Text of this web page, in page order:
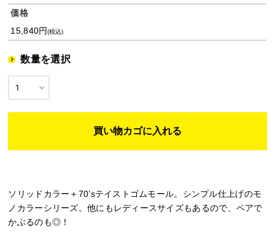
価格
15,840円(税込)
数量を選択
ソリッドカラー＋70’sテイストゴムモール。シンプル仕上げのモ
ノカラーシリーズ。他にもレディースサイズもあるので、ペアで
かぶるのも◎！